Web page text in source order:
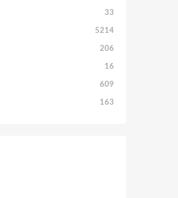
33
5214
206
16
609
163